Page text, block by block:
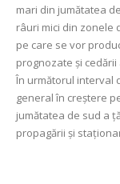
mari din jumătatea
râuri mici din zonele
pe care se vor
prognozate și
În următorul interval
general în creștere
jumătatea de sud a
propagării și